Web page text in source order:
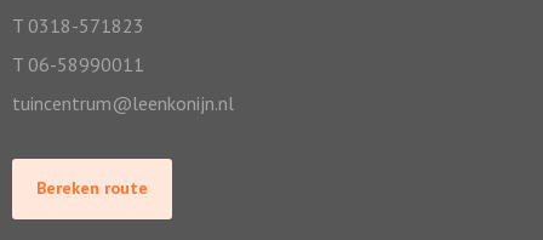
T 0318-571823
T 06-58990011
tuincentrum@leenkonijn.nl
Bereken route